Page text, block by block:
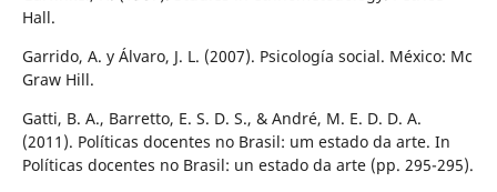
Hall.
Garrido, A. y Álvaro, J. L. (2007). Psicología social. México: Mc
Graw Hill.
Gatti, B. A., Barretto, E. S. D. S., & André, M. E. D. D. A.
(2011). Políticas docentes no Brasil: um estado da arte. In
Políticas docentes no Brasil: un estado da arte (pp. 295-295).